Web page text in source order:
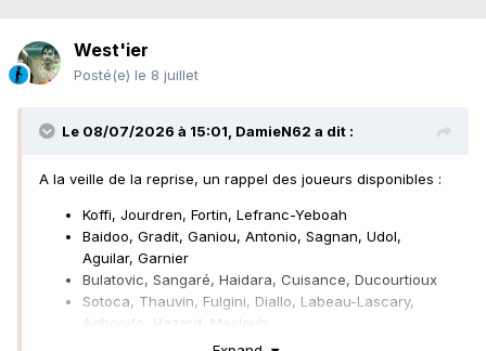
West'ier
Posté(e) le 8 juillet
Le 08/07/2026 à 15:01, DamieN62 a dit :
A la veille de la reprise, un rappel des joueurs disponibles :
Koffi, Jourdren, Fortin, Lefranc-Yeboah
Baidoo, Gradit, Ganiou, Antonio, Sagnan, Udol,
Aguilar, Garnier
Bulatovic, Sangaré, Haidara, Cuisance, Ducourtioux
Sotoca, Thauvin, Fulgini, Diallo, Labeau-Lascary,
Agbonifo, Hazard, Mesloub
Edouard, Sima, Capuano, Fofana, Dié, Koyalipou